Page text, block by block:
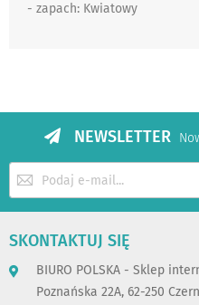
- zapach: Kwiatowy
NEWSLETTER
Subskrybuj
nasz
SKONTAKTUJ SIĘ
BIURO POLSKA - Sklep
Poznańska 22A, 62-250